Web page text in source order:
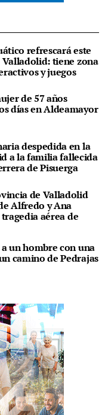
refrescará este
tiene zona
y juegos
de 57 años
días en Aldeamayor
despedida en la
a la familia fallecida
de Pisuerga
de Valladolid
Alfredo y Ana
aérea de
un hombre con una
camino de Pedrajas